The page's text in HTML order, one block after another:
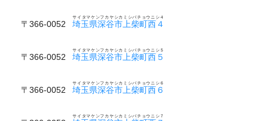
〒366-0052 埼玉県深谷市上柴町西４
サイタマケンフカヤシカミシバチョウニシ４
〒366-0052 埼玉県深谷市上柴町西５
サイタマケンフカヤシカミシバチョウニシ５
〒366-0052 埼玉県深谷市上柴町西６
サイタマケンフカヤシカミシバチョウニシ６
サイタマケンフカヤシカミシバチョウニシ７